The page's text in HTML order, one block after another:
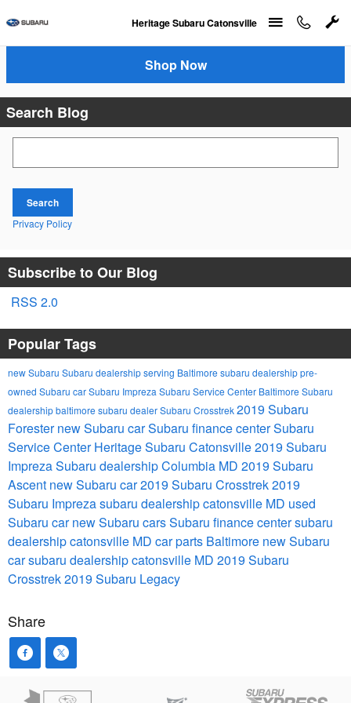
Heritage Subaru Catonsville
Shop Now
Search Blog
Search
Privacy Policy
Subscribe to Our Blog
RSS 2.0
Popular Tags
new Subaru Subaru dealership serving Baltimore subaru dealershippre-
owned Subaru carSubaru Impreza Subaru Service Center Baltimore Subaru
dealershipbaltimore subaru dealerSubaru Crosstrek2019 Subaru
Foresternew Subaru carSubaru finance centerSubaru
Service CenterHeritage Subaru Catonsville2019 Subaru
ImprezaSubaru dealership Columbia MD 2019 Subaru
Ascent new Subaru car2019 Subaru Crosstrek2019
Subaru Imprezasubaru dealership catonsville MD used
Subaru carnew Subaru carsSubaru finance centersubaru
dealership catonsville MD car parts Baltimore new Subaru
carsubaru dealership catonsville MD 2019 Subaru
Crosstrek2019 Subaru Legacy
Share